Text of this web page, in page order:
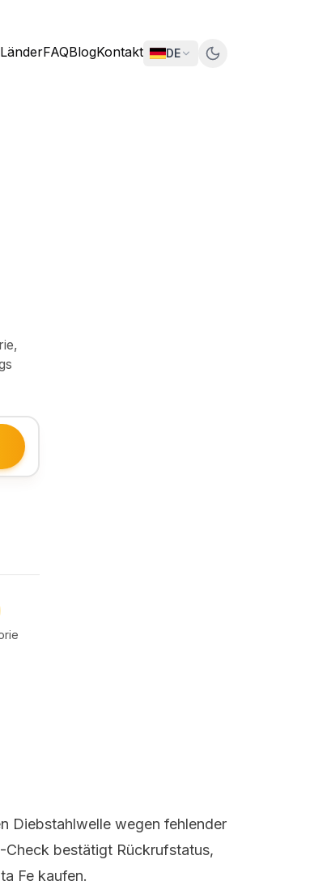
LänderFAQBlogKontakt DE
Diebstahlwelle wegen fehlender
Check bestätigt Rückrufstatus,
Fe kaufen.